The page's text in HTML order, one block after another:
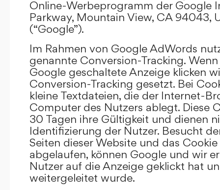
Online-Werbeprogramm der Google
Parkway, Mountain View, CA 94043,
(“Google”).
Im Rahmen von Google AdWords
genannte Conversion-Tracking.
Google geschaltete Anzeige klicken
Conversion-Tracking gesetzt. Bei
kleine Textdateien, die der Internet-
Computer des Nutzers ablegt. Diese
30 Tagen ihre Gültigkeit und dienen
Identifizierung der Nutzer. Besucht
Seiten dieser Website und das
abgelaufen, können Google und wir
Nutzer auf die Anzeige geklickt hat
weitergeleitet wurde.